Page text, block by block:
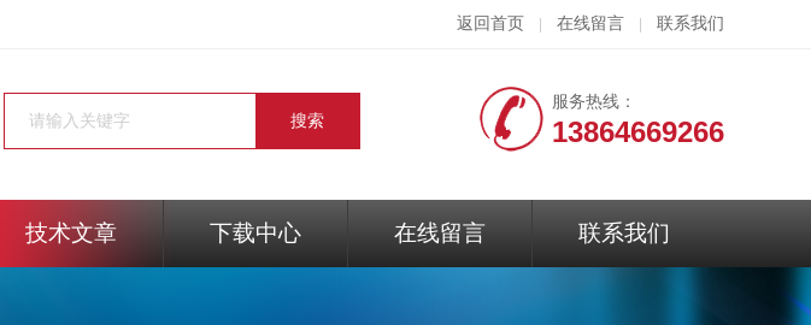
返回首页 在线留言 联系我们
服务热线：
13864669266
技术文章 下载中心 在线留言 联系我们